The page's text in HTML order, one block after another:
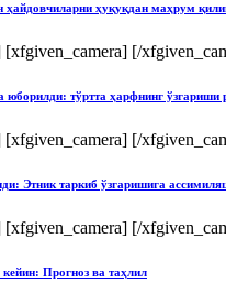
ҳайдовчиларни ҳуқуқдан маҳрум
[/
юборилди: тўртта ҳарфнинг
[/
Этник таркиб ўзгаришига
[/
Прогноз ва таҳлил